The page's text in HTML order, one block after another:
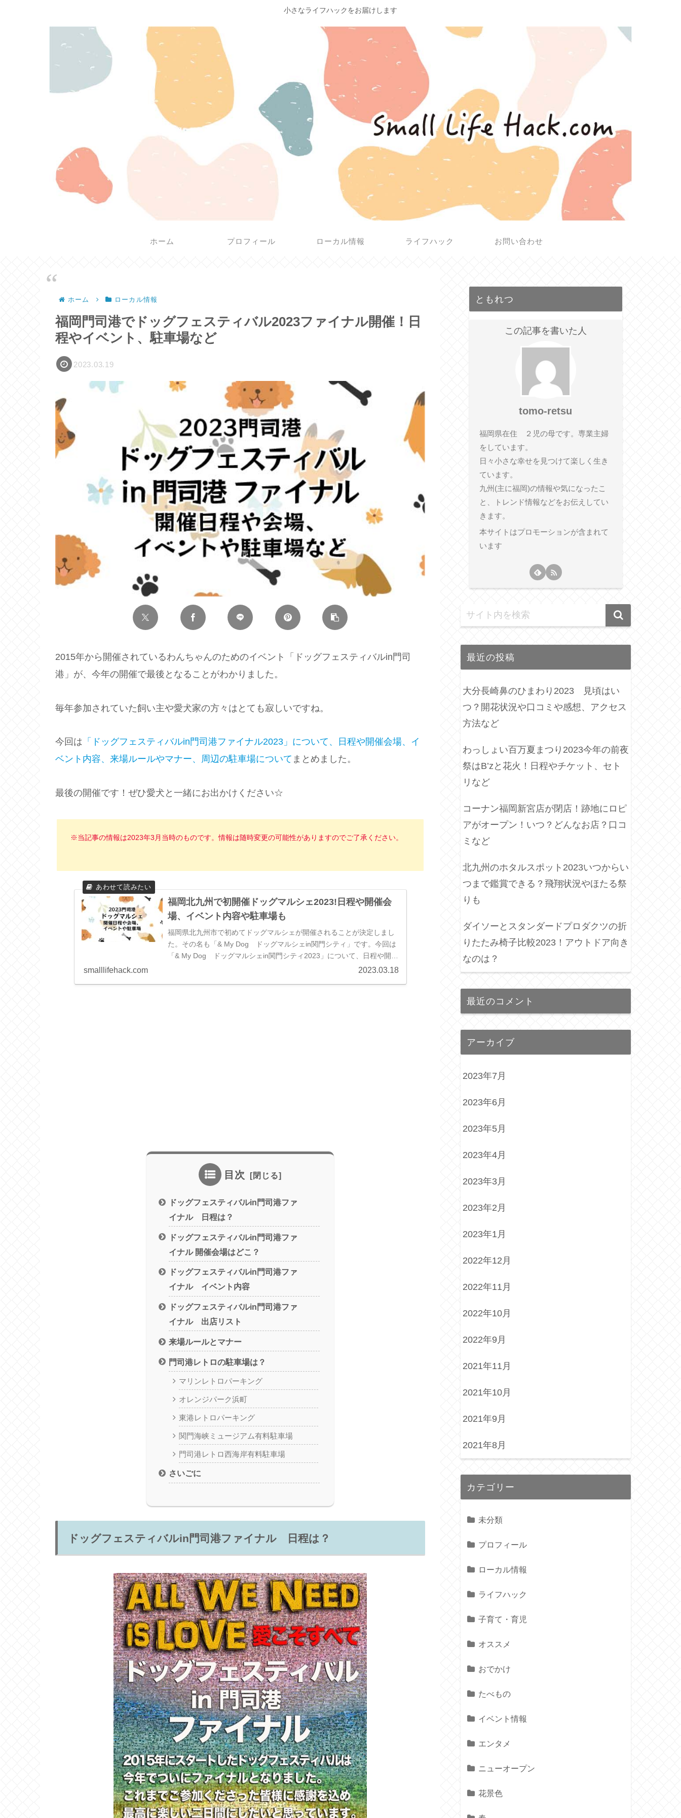
小さなライフハックをお届けします
ホーム プロフィール ローカル情報 ライフハック お問い合わせ
ホーム ローカル情報
福岡門司港でドッグフェスティバル2023ファイナル開催！日
程やイベント、駐車場など
2023.03.19
2015年から開催されているわんちゃんのためのイベント「ドッグフェスティバルin門司
港」が、今年の開催で最後となることがわかりました。
毎年参加されていた飼い主や愛犬家の方々はとても寂しいですね。
今回は 「ドッグフェスティバルin門司港ファイナル2023」について、日程や開催会場、イ
ベント内容、来場ルールやマナー、周辺の駐車場について まとめました。
最後の開催です！ぜひ愛犬と一緒にお出かけください☆
※当記事の情報は2023年3月当時のものです。情報は随時変更の可能性がありますのでご了承ください。
福岡北九州で初開催ドッグマルシェ2023!日程や開催会
場、イベント内容や駐車場も
福岡県北九州市で初めてドッグマルシェが開催されることが決定しまし
た。その名も「& My Dog ドッグマルシェin関門シティ」です。今回は
「& My Dog ドッグマルシェin関門シティ2023」について、日程や開催
smalllifehack.com 2023.03.18
目次
ドッグフェスティバルin門司港ファ
イナル 日程は？
ドッグフェスティバルin門司港ファ
イナル 開催会場はどこ？
ドッグフェスティバルin門司港ファ
イナル イベント内容
ドッグフェスティバルin門司港ファ
イナル 出店リスト
来場ルールとマナー
門司港レトロの駐車場は？
マリンレトロパーキング
オレンジパーク浜町
東港レトロパーキング
関門海峡ミュージアム有料駐車場
門司港レトロ西海岸有料駐車場
さいごに
ドッグフェスティバルin門司港ファイナル 日程は？
ともれつ
この記事を書いた人
tomo-retsu
福岡県在住 ２児の母です。専業主婦
をしています。
日々小さな幸せを見つけて楽しく生き
ています。
九州(主に福岡)の情報や気になったこ
と、トレンド情報などをお伝えしてい
きます。
本サイトはプロモーションが含まれて
います
最近の投稿
大分長崎鼻のひまわり2023 見頃はい
つ？開花状況や口コミや感想、アクセス
方法など
わっしょい百万夏まつり2023今年の前夜
祭はB’zと花火！日程やチケット、セト
リなど
コーナン福岡新宮店が閉店！跡地にロピ
アがオープン！いつ？どんなお店？口コ
ミなど
北九州のホタルスポット2023いつからい
つまで鑑賞できる？飛翔状況やほたる祭
りも
ダイソーとスタンダードプロダクツの折
りたたみ椅子比較2023！アウトドア向き
なのは？
最近のコメント
アーカイブ
2023年7月
2023年6月
2023年5月
2023年4月
2023年3月
2023年2月
2023年1月
2022年12月
2022年11月
2022年10月
2022年9月
2021年11月
2021年10月
2021年9月
2021年8月
カテゴリー
未分類
プロフィール
ローカル情報
ライフハック
子育て・育児
オススメ
おでかけ
たべもの
イベント情報
エンタメ
ニューオープン
花景色